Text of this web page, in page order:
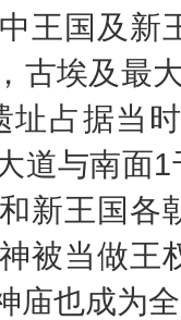
王国及新
古埃及最
址占据当
道与南面
新王国各
被当做
庙也成为